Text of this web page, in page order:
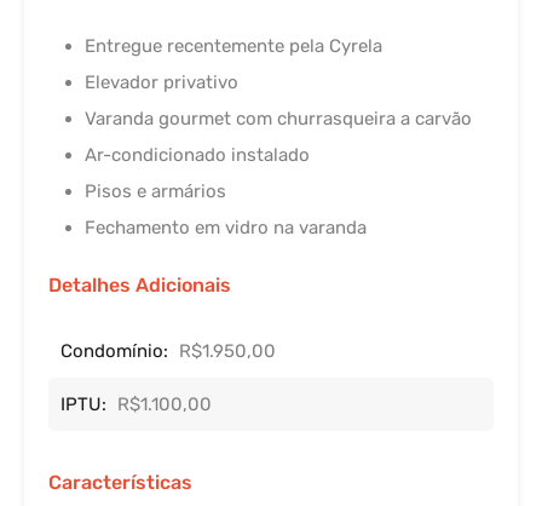
Entregue recentemente pela Cyrela
Elevador privativo
Varanda gourmet com churrasqueira a carvão
Ar-condicionado instalado
Pisos e armários
Fechamento em vidro na varanda
Detalhes Adicionais
Condomínio: R$1.950,00
IPTU: R$1.100,00
Características